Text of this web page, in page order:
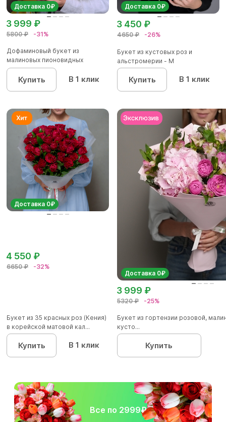
Доставка 0₽
5800 ₽ -31%
3 999 ₽
Дофаминовый букет из
малиновых пионовидных
кустовых роз...
Купить В 1 клик
Доставка 0₽
4650 ₽ -26%
3 450 ₽
Букет из кустовых роз и
альстромерии - М
Купить В 1 клик
Доставка 0₽
6650 ₽ -32%
4 550 ₽
Букет из 35 красных роз (Кения)
в корейской матовой кал...
Купить В 1 клик
Доставка 0₽
5320 ₽ -25%
3 999 ₽
Букет из гортензии розовой,
кусто...
Купить
Все по 2999₽